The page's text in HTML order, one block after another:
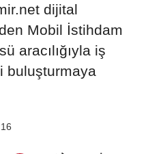
dijital
Mobil İstihdam
aracılığıyla iş
buluşturmaya